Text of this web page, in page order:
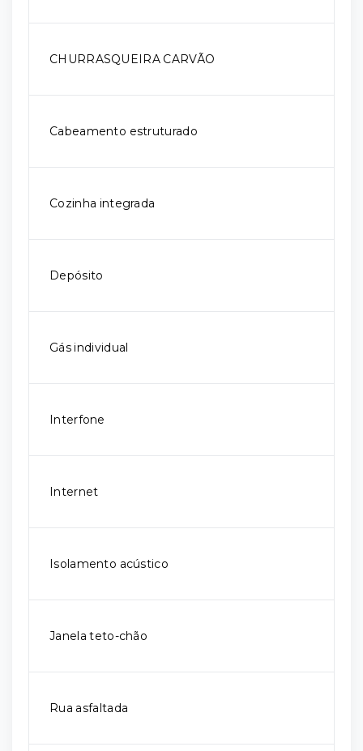
CHURRASQUEIRA CARVÃO
Cabeamento estruturado
Cozinha integrada
Depósito
Gás individual
Interfone
Internet
Isolamento acústico
Janela teto-chão
Rua asfaltada